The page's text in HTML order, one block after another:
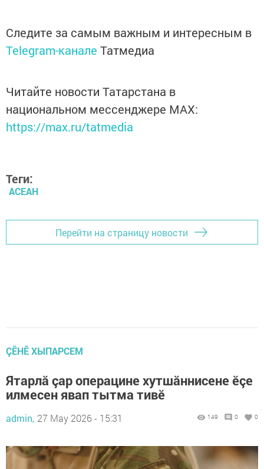
Следите за самым важным и интересным в
Telegram-канале Татмедиа
Читайте новости Татарстана в
национальном мессенджере MАХ:
https://max.ru/tatmedia
Теги:
АСЕАН
Перейти на страницу новости
ÇӖНӖ ХЫПАРСЕМ
Ятарлă çар операцине хутшăннисене ӗçе
илмесен явап тытма тивӗ
admin, 27 May 2026 - 15:31 149 0 0